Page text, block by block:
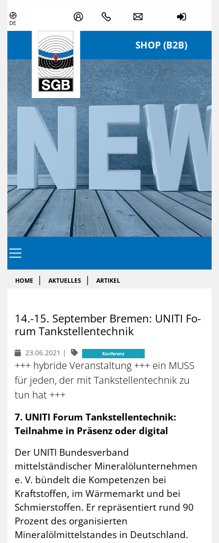
DE
SHOP (B2B)
HOME AKTUELLES ARTIKEL
14.-15. Sep­tem­ber Bre­men: UNITI Fo­
rum Tank­stel­len­tech­nik
23.06.2021 | Konferenz
+++ hybride Veranstaltung +++ ein MUSS
für jeden, der mit Tankstellentechnik zu
tun hat +++
7. UNITI Forum Tankstellentechnik:
Teilnahme in Präsenz oder digital
Der UNITI Bundesverband
mittelständischer Mineralölunternehmen
e. V. bündelt die Kompetenzen bei
Kraftstoffen, im Wärmemarkt und bei
Schmierstoffen. Er repräsentiert rund 90
Prozent des organisierten
Mineralölmittelstandes in Deutschland.